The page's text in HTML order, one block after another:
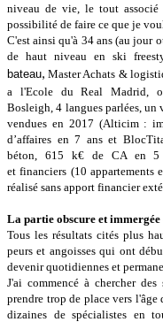
niveau de vie, le tout
possibilité de faire ce que je
C'est ainsi qu'à 34 ans (au jour
de haut niveau en ski
bateau, Master Achats &
a l'Ecole du Real Madrid,
Bosleigh, 4 langues parlées, un
vendues en 2017 (Alticim :
d’affaires en 7 ans et
béton, 615 k€ de CA en 5
et financiers (10 appartements
réalisé sans apport financier
La partie obscure et
Tous les résultats cités plus
peurs et angoisses qui ont
devenir quotidiennes et
J'ai commencé à chercher
prendre trop de place vers l'âge
dizaines de spécialistes en